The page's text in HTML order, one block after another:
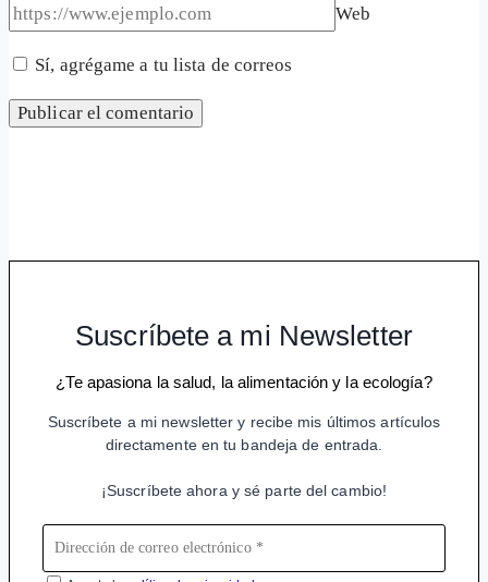
Web
Sí, agrégame a tu lista de correos
Suscríbete a mi Newsletter
¿Te apasiona la salud, la alimentación y la ecología?
Suscríbete a mi newsletter y recibe mis últimos artículos
directamente en tu bandeja de entrada.
¡Suscríbete ahora y sé parte del cambio!